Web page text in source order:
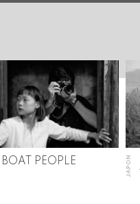
BOAT PEOPLE JAPON